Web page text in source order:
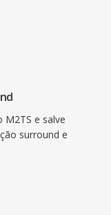
M2TS e salve
surround e